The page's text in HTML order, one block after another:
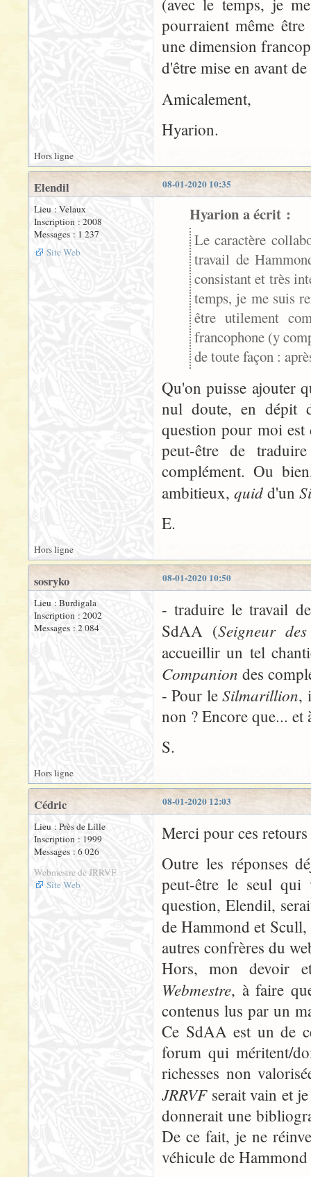
(avec le temps, je
pourraient même
une dimension
d'être mise en avant
Amicalement,
Hyarion.
Hors ligne
08-01-2020 10:35
Elendil
Lieu : Velaux
Inscription : 2008
Messages : 1 237
Site Web
Hyarion a écrit :
Le caractère
travail de
consistant et très
temps, je me suis
être utilement
francophone (y
de toute façon :
Qu'on puisse ajouter
nul doute, en dépit
question pour moi
peut-être de
complément. Ou
ambitieux, quid d'un
E.
Hors ligne
08-01-2020 10:50
sosryko
Lieu : Burdigala
Inscription : 2002
Messages : 2 084
- traduire le travail
SdAA (Seigneur
accueillir un tel
Companion des
- Pour leSilmarillion,
non ? Encore que...
S.
Hors ligne
08-01-2020 12:03
Cédric
Lieu : Près de Lille
Inscription : 1999
Messages : 6 026
Webmestre de JRRVF
Site Web
Merci pour ces
Outre les réponses
peut-être le seul
question, Elendil,
de Hammond et
autres confrères du
Hors, mon devoir
Webmestre, à faire
contenus lus par un
Ce SdAA est un de
forum qui méritent/
richesses non
JRRVF serait vain et
donnerait une
De ce fait, je ne
véhicule de